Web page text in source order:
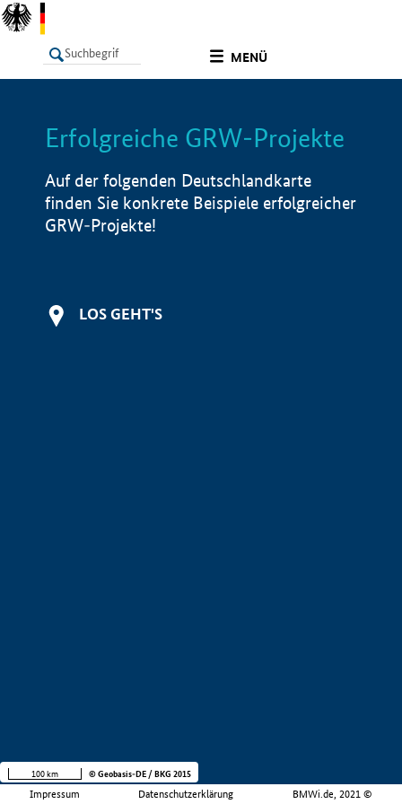
MENÜ
LISTE Info
Erfolgreiche GRW-Projekte
Auf der folgenden Deutschlandkarte
finden Sie konkrete Beispiele erfolgreicher
GRW-Projekte!
LOS GEHT'S
Impressum Datenschutzerklärung BMWi.de, 2021 ©
100 km © Geobasis-DE / BKG 2015